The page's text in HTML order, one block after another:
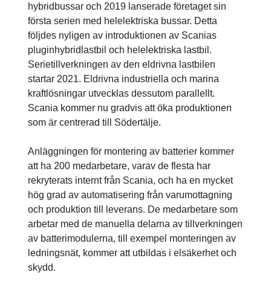
hybridbussar och 2019 lanserade företaget sin
första serien med helelektriska bussar. Detta
följdes nyligen av introduktionen av Scanias
pluginhybridlastbil och helelektriska lastbil.
Serietillverkningen av den eldrivna lastbilen
startar 2021. Eldrivna industriella och marina
kraftlösningar utvecklas dessutom parallellt.
Scania kommer nu gradvis att öka produktionen
som är centrerad till Södertälje.
Anläggningen för montering av batterier kommer
att ha 200 medarbetare, varav de flesta har
rekryterats internt från Scania, och ha en mycket
hög grad av automatisering från varumottagning
och produktion till leverans. De medarbetare som
arbetar med de manuella delarna av tillverkningen
av batterimodulerna, till exempel monteringen av
ledningsnät, kommer att utbildas i elsäkerhet och
skydd.